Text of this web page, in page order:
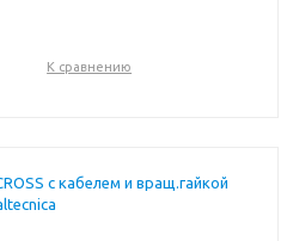
К сравнению